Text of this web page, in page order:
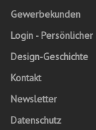
Gewerbekunden
Login -
Design-Geschichte
Kontakt
Newsletter
Datenschutz